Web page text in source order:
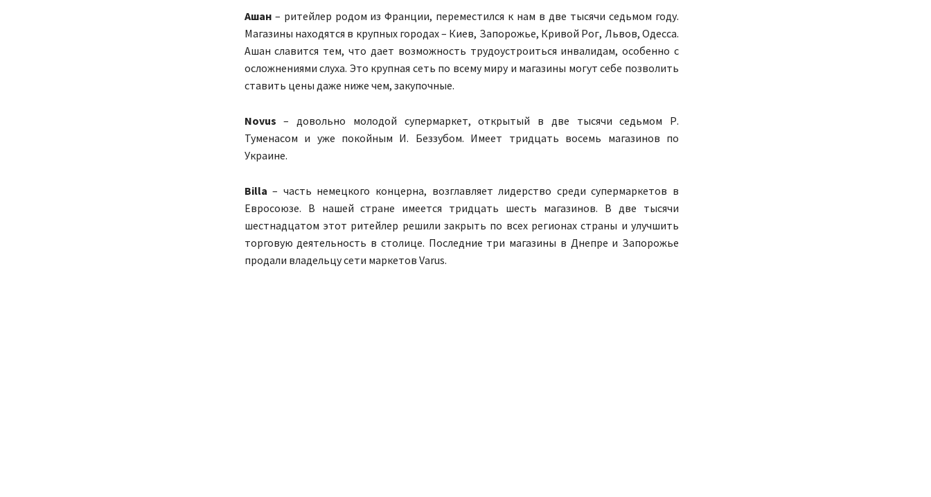
Ашан– ритейлер родом из Франции, переместился к нам в две тысячи седьмом году.
Магазины находятся в крупных городах – Киев, Запорожье, Кривой Рог, Львов, Одесса.
Ашан славится тем, что дает возможность трудоустроиться инвалидам, особенно с
осложнениями слуха. Это крупная сеть по всему миру и магазины могут себе позволить
ставить цены даже ниже чем, закупочные.
Novus – довольно молодой супермаркет, открытый в две тысячи седьмом Р.
Туменасом и уже покойным И. Беззубом. Имеет тридцать восемь магазинов по
Украине.
Billa – часть немецкого концерна, возглавляет лидерство среди супермаркетов в
Евросоюзе. В нашей стране имеется тридцать шесть магазинов. В две тысячи
шестнадцатом этот ритейлер решили закрыть по всех регионах страны и улучшить
торговую деятельность в столице. Последние три магазины в Днепре и Запорожье
продали владельцу сети маркетов Varus.